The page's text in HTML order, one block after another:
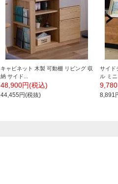
キャビネット 木製 可動棚 リビング 収
納 サイド...
48,900円(税込)
44,455円(税抜)
サイド
ル ミ
8,891